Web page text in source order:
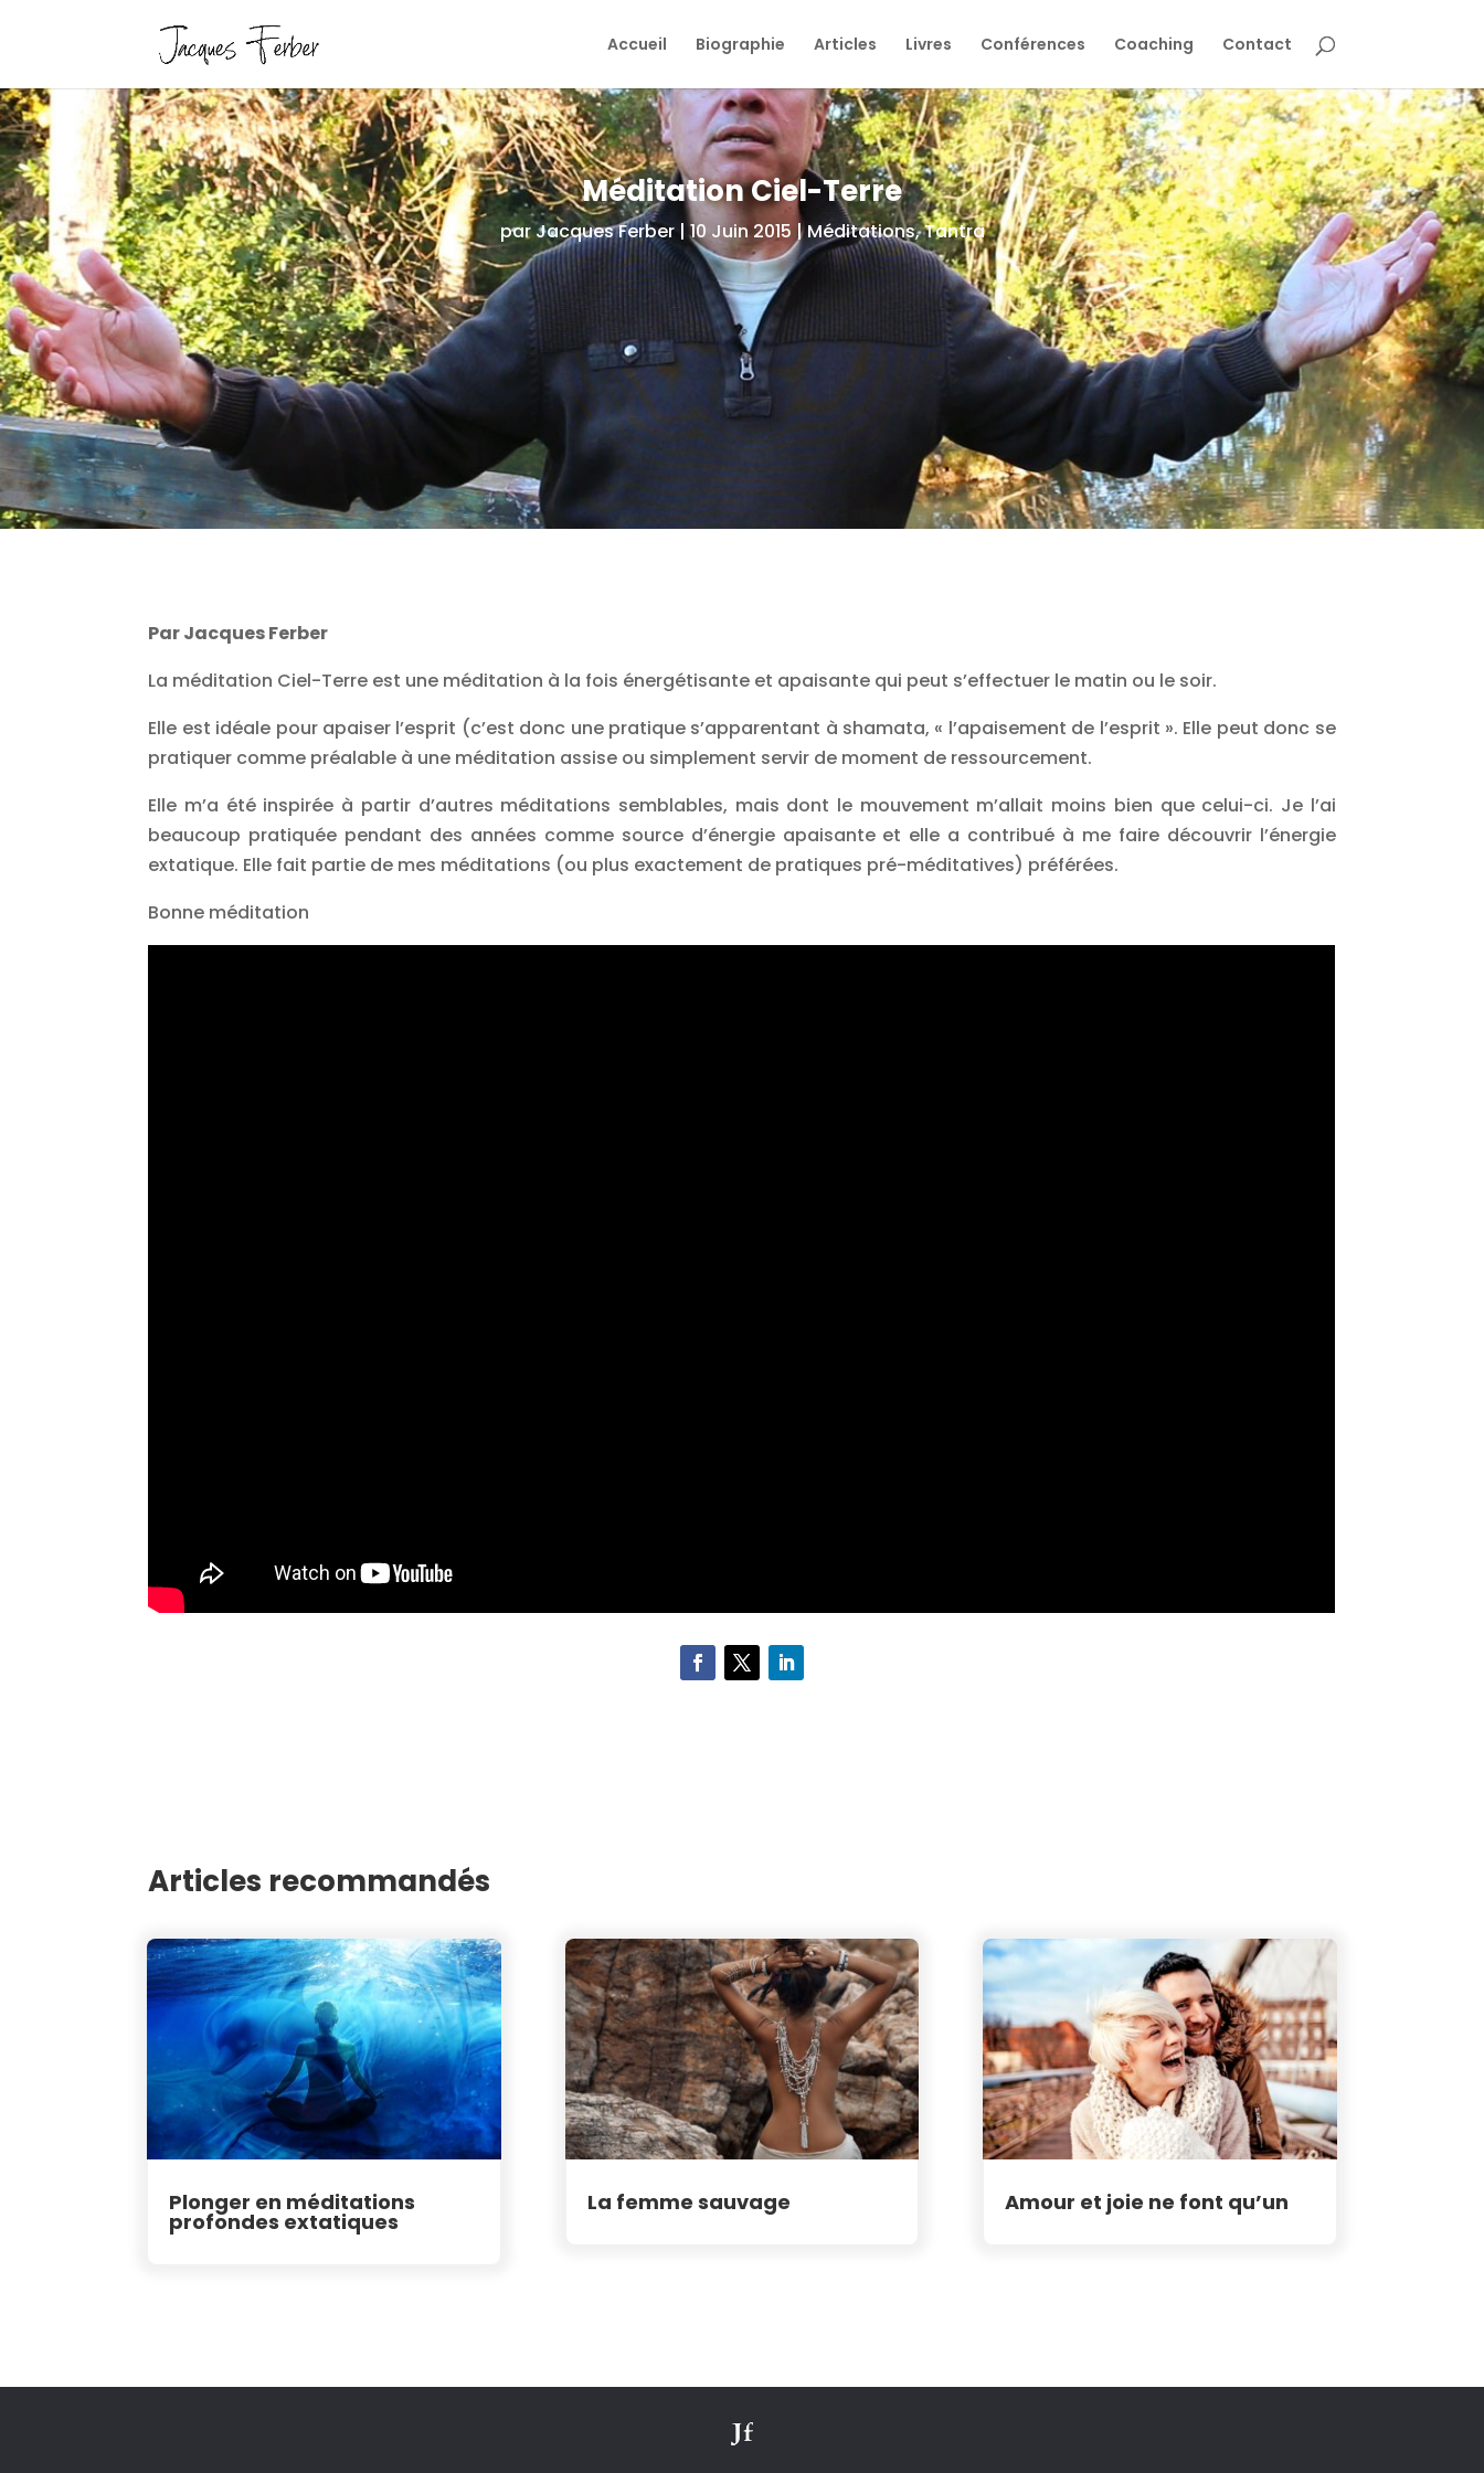
Accueil Biographie Articles Livres Conférences Coaching Contact
Méditation Ciel-Terre
parJacques Ferber|10 Juin 2015 |Méditations,Tantra
Par Jacques Ferber
La méditation Ciel-Terre est une méditation à la fois énergétisante et apaisante qui peut s’effectuer le matin ou le soir.
Elle est idéale pour apaiser l’esprit (c’est donc une pratique s’apparentant à shamata, « l’apaisement de l’esprit ». Elle peut donc se
pratiquer comme préalable à une méditation assise ou simplement servir de moment de ressourcement.
Elle m’a été inspirée à partir d’autres méditations semblables, mais dont le mouvement m’allait moins bien que celui-ci. Je l’ai
beaucoup pratiquée pendant des années comme source d’énergie apaisante et elle a contribué à me faire découvrir l’énergie
extatique. Elle fait partie de mes méditations (ou plus exactement de pratiques pré-méditatives) préférées.
Bonne méditation
Articles recommandés
Plonger en méditations
profondes extatiques
La femme sauvage Amour et joie ne font qu’un